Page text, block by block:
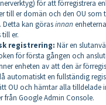
för att förregistrera
till er domän och den OU som
kan görasinnan
till er.
registrering: När en
för första gången och
enheten av att den är
automatiskt en fullständig
OU och hämtar alla tilldelade
från Google Admin Console.